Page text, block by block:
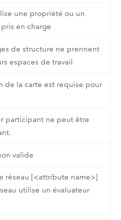
une propriété ou un
en charge
de structure ne prennent
espaces de travail
de la carte est requise pour
participant ne peut être
valide
réseau [<attribute name>]
utilise un évaluateur